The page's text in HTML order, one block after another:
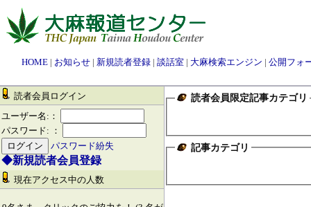
HOME | お知らせ | 新規読者登録 | 談話室 | 大麻検索エンジン | 公開フォ
読者会員ログイン
ユーザー名:：
パスワード: ：
パスワード紛失
◆新規読者会員登録
現在アクセス中の人数
読者会員限定記事カテゴリ
記事カテゴリ